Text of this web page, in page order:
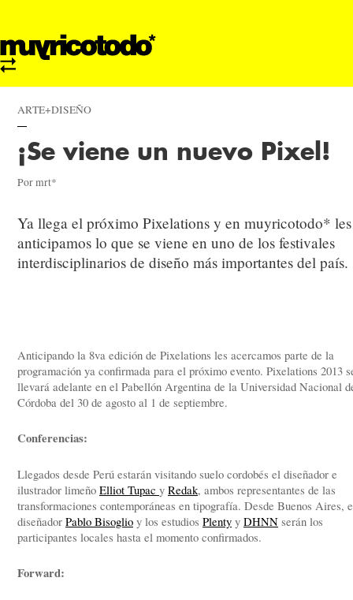
ARTE+DISEÑO
¡Se viene un nuevo Pixel!
Por mrt*
Ya llega el próximo Pixelations y en muyricotodo* les
anticipamos lo que se viene en uno de los festivales
interdisciplinarios de diseño más importantes del país.
Anticipando la 8va edición de Pixelations les acercamos parte de la
programación ya confirmada para el próximo evento. Pixelations 2013
llevará adelante en el Pabellón Argentina de la Universidad Nacional
Córdoba del 30 de agosto al 1 de septiembre.
Conferencias:
Llegados desde Perú estarán visitando suelo cordobés el diseñador e
ilustrador limeño Elliot Tupac y Redak, ambos representantes de las
transformaciones contemporáneas en tipografía. Desde Buenos Aires,
diseñador Pablo Bisoglio y los estudios Plenty y DHNN serán los
participantes locales hasta el momento confirmados.
Forward: